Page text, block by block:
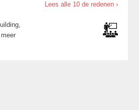
Lees alle 10 de redenen ›